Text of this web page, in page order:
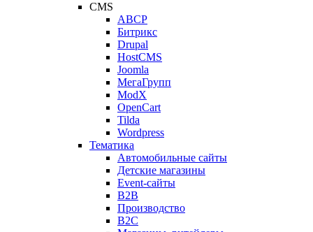
CMS
ABCP
Битрикс
Drupal
HostCMS
Joomla
МегаГрупп
ModX
OpenCart
Tilda
Wordpress
Тематика
Автомобильные сайты
Детские магазины
Event-сайты
B2B
Производство
B2C